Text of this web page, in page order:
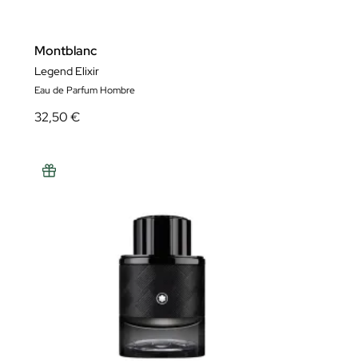
Montblanc
Legend Elixir
Eau de Parfum Hombre
32,50 €